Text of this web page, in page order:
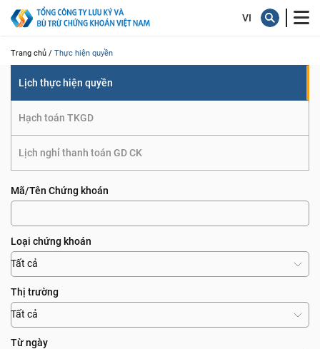
Trang chủ / Thực hiện quyền
Lịch thực hiện quyền
Hạch toán TKGD
Lịch nghỉ thanh toán GD CK
Mã/Tên Chứng khoán
Loại chứng khoán
Tất cả
Thị trường
Tất cả
Từ ngày